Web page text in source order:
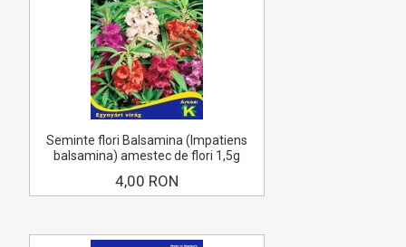
Seminte flori Balsamina (Impatiens
balsamina) amestec de flori 1,5g
4,00 RON